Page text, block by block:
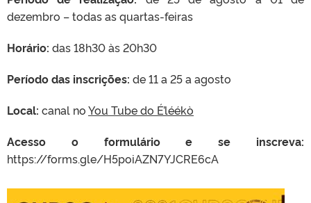
dezembro – todas as quartas-feiras
Horário: das 18h30 às 20h30
Período das inscrições: de 11 a 25 a agosto
Local: canal noYou Tube do É’léékò
Acesso o formulário e se inscreva:
https://forms.gle/H5poiAZN7YJCRE6cA